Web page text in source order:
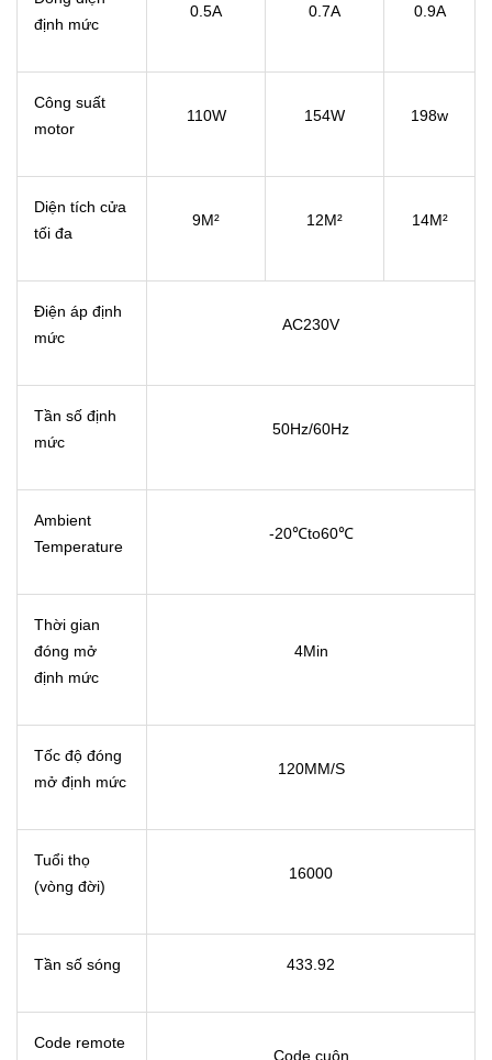
định mức
0.5A 0.7A 0.9A
Công suất
motor
110W 154W 198w
Diện tích cửa
tối đa
9M² 12M² 14M²
Điện áp định
mức
AC230V
Tần số định
mức
50Hz/60Hz
Ambient
Temperature
-20℃to60℃
Thời gian
đóng mở
định mức
4Min
Tốc độ đóng
mở định mức
120MM/S
Tuổi thọ
(vòng đời)
16000
Tần số sóng 433.92
Code remote
Code cuộn